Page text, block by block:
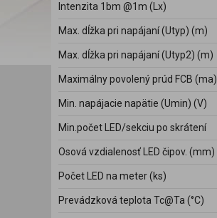
Intenzita 1bm @1m (Lx)
Max. dĺžka pri napájaní (Utyp) (m)
Max. dĺžka pri napájaní (Utyp2) (m)
Maximálny povolený prúd FCB (ma)
Min. napájacie napätie (Umin) (V)
Min.počet LED/sekciu po skrátení
Osová vzdialenosť LED čipov. (mm)
Počet LED na meter (ks)
Prevádzková teplota Tc@Ta (°C)